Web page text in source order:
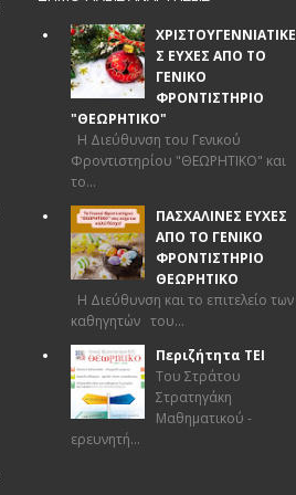
ΧΡΙΣΤΟΥΓΕΝΝΙΑΤΙΚΕ
Σ ΕΥΧΕΣ ΑΠΟ ΤΟ
ΓΕΝΙΚΟ
ΦΡΟΝΤΙΣΤΗΡΙΟ
"ΘΕΩΡΗΤΙΚΟ"
Η Διεύθυνση του Γενικού
Φροντιστηρίου "ΘΕΩΡΗΤΙΚΟ" και
το...
ΠΑΣΧΑΛΙΝΕΣ ΕΥΧΕΣ
ΑΠΟ ΤΟ ΓΕΝΙΚΟ
ΦΡΟΝΤΙΣΤΗΡΙΟ
ΘΕΩΡΗΤΙΚΟ
Η Διεύθυνση και το επιτελείο των
καθηγητών του...
Περιζήτητα ΤΕΙ
Του Στράτου
Στρατηγάκη
Mαθηματικού -
ερευνητή...